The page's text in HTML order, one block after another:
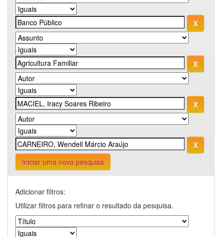
Iniciar uma nova pesquisa
Adicionar filtros:
Utilizar filtros para refinar o resultado da pesquisa.